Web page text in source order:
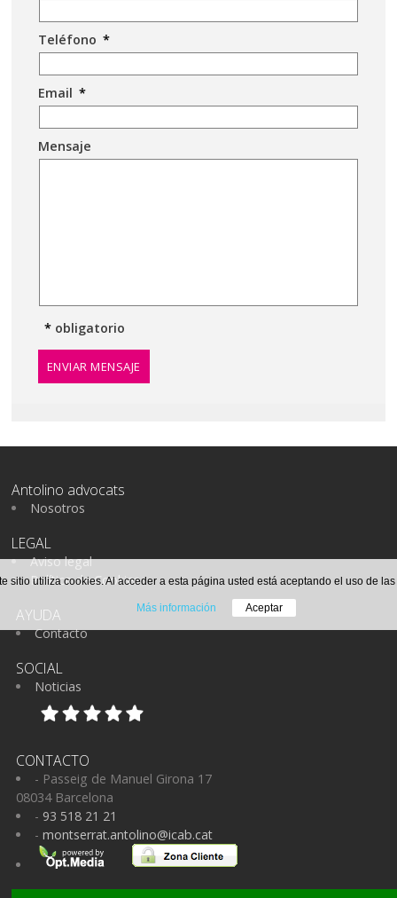
Teléfono *
Email *
Mensaje
* obligatorio
ENVIAR MENSAJE
Antolino advocats
Nosotros
LEGAL
Aviso legal
Política de Cookies
AYUDA
Contacto
SOCIAL
Noticias
CONTACTO
- Passeig de Manuel Girona 17
08034 Barcelona
- 93 518 21 21
- montserrat.antolino@icab.cat
sitio utiliza cookies. Al acceder a esta página usted está aceptando el uso de las
Más información Aceptar